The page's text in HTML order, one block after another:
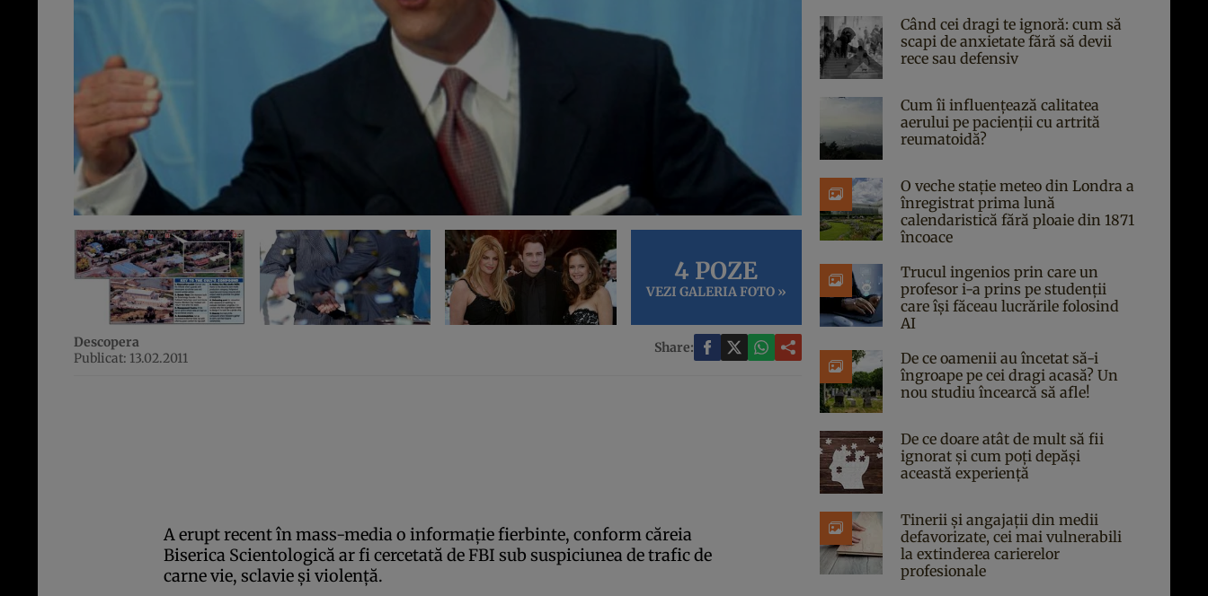
4 POZE
VEZI GALERIA FOTO »
Descopera
Publicat: 13.02.2011
Share:
A erupt recent în mass-media o informaţie fierbinte, conform căreia
Biserica Scientologică ar fi cercetată de FBI sub suspiciunea de trafic de
carne vie, sclavie şi violenţă.
Când cei dragi te ignoră: cum să
scapi de anxietate fără să devii
rece sau defensiv
Cum îi influențează calitatea
aerului pe pacienții cu artrită
reumatoidă?
O veche stație meteo din Londra a
înregistrat prima lună
calendaristică fără ploaie din 1871
încoace
Trucul ingenios prin care un
profesor i-a prins pe studenții
care își făceau lucrările folosind
AI
De ce oamenii au încetat să-i
îngroape pe cei dragi acasă? Un
nou studiu încearcă să afle!
De ce doare atât de mult să fii
ignorat și cum poți depăși
această experiență
Tinerii și angajații din medii
defavorizate, cei mai vulnerabili
la extinderea carierelor
profesionale